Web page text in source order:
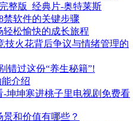
整版_经典片-奥特莱斯
禁软件的关键步骤
松愉快的成长旅程
技火花背后争议与情绪管理的
错过这份“养生秘籍”!
能介绍
坤坤寒进桃子里电视剧免费看
景和价值有哪些？